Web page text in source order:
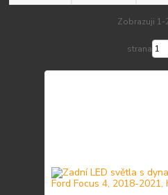
Zobrazuji 1-
strana